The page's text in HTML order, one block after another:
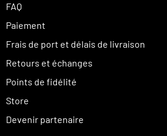
FAQ
Paiement
Frais de port et délais de livraison
Retours et échanges
Points de fidélité
Store
Devenir partenaire